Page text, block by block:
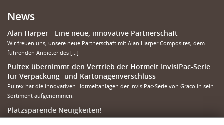
News
Alan Harper - Eine neue, innovative Partnerschaft
Wir freuen uns, unsere neue Partnerschaft mit Alan Harper Composites, dem
führenden Anbieter des [...]
Pultex übernimmt den Vertrieb der Hotmelt InvisiPac-Serie
für Verpackung- und Kartonagenverschluss
Pultex hat die innovativen Hotmeltanlagen der InvisiPac-Serie von Graco in sein
Sortiment aufgenommen.
Platzsparende Neuigkeiten!
Unser neuer Helfer im Lager: der Lagerlift von Modula ist im Einsatz!